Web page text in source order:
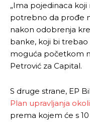
„Ima pojedinaca
potrebno da prođe
nakon odobrenja
banke, koji bi trebao
moguća početkom
Petrović za Capital.
S druge strane, EP
Plan upravljanja
prema kojem će s